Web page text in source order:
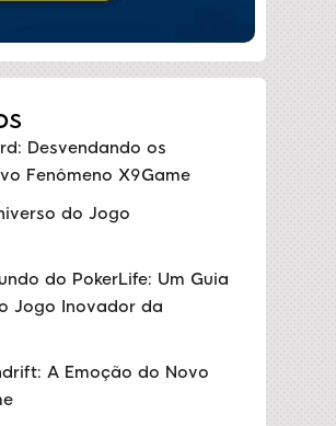
Desvendando os
Fenômeno X9Game
do Jogo
do PokerLife: Um Guia
Jogo Inovador da
A Emoção do Novo